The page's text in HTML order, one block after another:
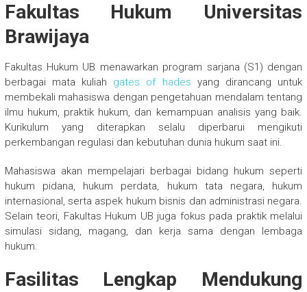
Fakultas Hukum Universitas
Brawijaya
Fakultas Hukum UB menawarkan program sarjana (S1) dengan
berbagai mata kuliah gates of hades yang dirancang untuk
membekali mahasiswa dengan pengetahuan mendalam tentang
ilmu hukum, praktik hukum, dan kemampuan analisis yang baik.
Kurikulum yang diterapkan selalu diperbarui mengikuti
perkembangan regulasi dan kebutuhan dunia hukum saat ini.
Mahasiswa akan mempelajari berbagai bidang hukum seperti
hukum pidana, hukum perdata, hukum tata negara, hukum
internasional, serta aspek hukum bisnis dan administrasi negara.
Selain teori, Fakultas Hukum UB juga fokus pada praktik melalui
simulasi sidang, magang, dan kerja sama dengan lembaga
hukum.
Fasilitas Lengkap Mendukung